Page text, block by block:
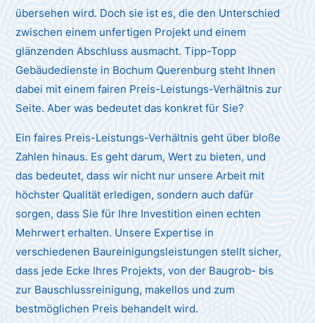
übersehen wird. Doch sie ist es, die den Unterschied
zwischen einem unfertigen Projekt und einem
glänzenden Abschluss ausmacht. Tipp-Topp
Gebäudedienste in Bochum Querenburg steht Ihnen
dabei mit einem fairen Preis-Leistungs-Verhältnis zur
Seite. Aber was bedeutet das konkret für Sie?
Ein faires Preis-Leistungs-Verhältnis geht über bloße
Zahlen hinaus. Es geht darum, Wert zu bieten, und
das bedeutet, dass wir nicht nur unsere Arbeit mit
höchster Qualität erledigen, sondern auch dafür
sorgen, dass Sie für Ihre Investition einen echten
Mehrwert erhalten. Unsere Expertise in
verschiedenen Baureinigungsleistungen stellt sicher,
dass jede Ecke Ihres Projekts, von der Baugrob- bis
zur Bauschlussreinigung, makellos und zum
bestmöglichen Preis behandelt wird.